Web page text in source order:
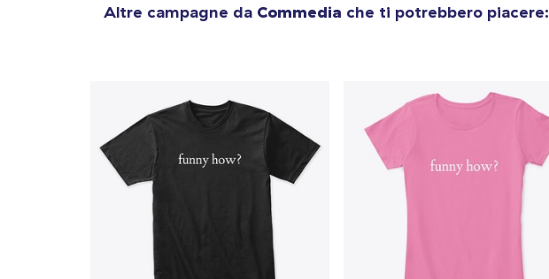
Altre campagne da Commedia che ti potrebbero piacere:
Triblend Tee
Comfort Tee
23,99 USD
Mug
15,99 USD